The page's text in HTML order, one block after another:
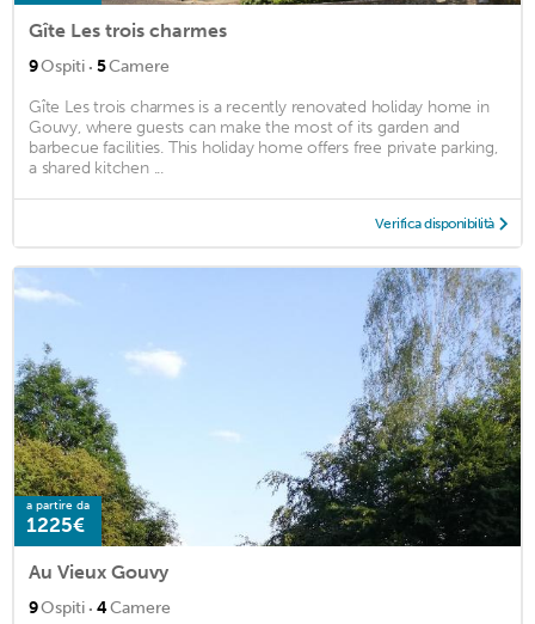
Gîte Les trois charmes
9Ospiti · 5Camere
Gîte Les trois charmes is a recently renovated holiday home in
Gouvy, where guests can make the most of its garden and
barbecue facilities. This holiday home offers free private parking,
a shared kitchen ...
Verifica disponibilità
a partire da
1225€
Au Vieux Gouvy
9Ospiti · 4Camere